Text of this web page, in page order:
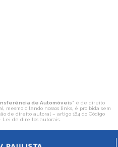
de Automóveis" é de direito
mesmo citando nossos links, é proibida sem
de direito autoral – artigo 184 do Código
Lei de direitos autorais